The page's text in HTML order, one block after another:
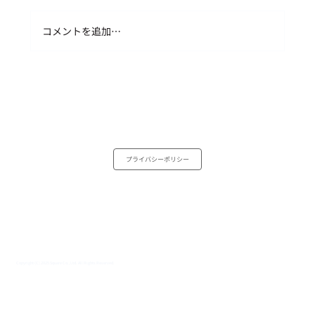
成長と可能性を巡らせる
コメントを追加…
プライバシーポリシー